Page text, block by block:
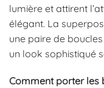
lumière et attirent
élégant. La
une paire de
un look sophistiqué
Comment porter les